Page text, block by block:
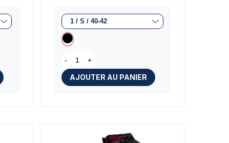
- +
AJOUTER AU PANIER